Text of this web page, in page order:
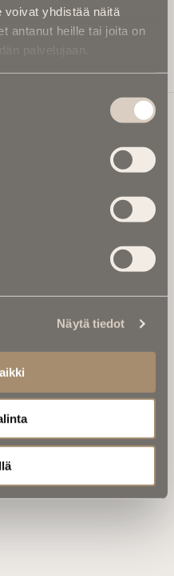
voivat yhdistää näitä
antanut heille tai joita on
palvelujaan.
Näytä tiedot
uusimmat